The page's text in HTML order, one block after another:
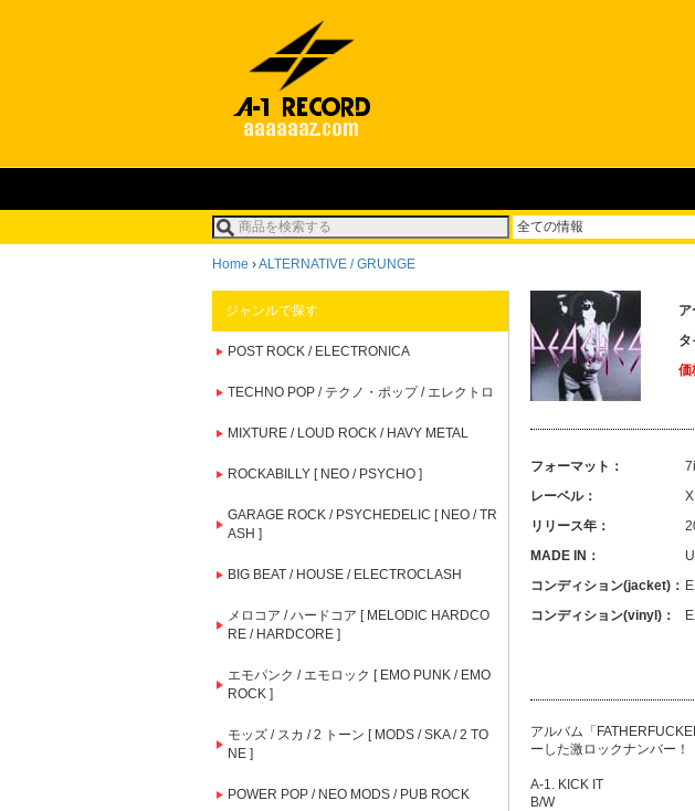
Home ›ALTERNATIVE / GRUNGE
ジャンルで探す
POST ROCK / ELECTRONICA
TECHNO POP / テクノ・ポップ / エレクトロ
MIXTURE / LOUD ROCK / HAVY METAL
ROCKABILLY [ NEO / PSYCHO ]
GARAGE ROCK / PSYCHEDELIC [ NEO / TR
ASH ]
BIG BEAT / HOUSE / ELECTROCLASH
メロコア / ハードコア [ MELODIC HARDCO
RE / HARDCORE ]
エモパンク / エモロック [ EMO PUNK / EMO
ROCK ]
モッズ / スカ / 2 トーン [ MODS / SKA / 2 TO
NE ]
POWER POP / NEO MODS / PUB ROCK
ア
タ
価
フォーマット：
レーベル：
リリース年：
MADE IN：
コンディション(jacket)：
コンディション(vinyl)：
アルバム「
ーした激ロックナンバー！
A-1. KICK IT
B/W